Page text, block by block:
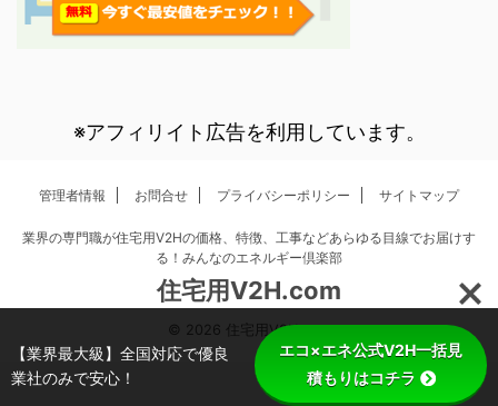
※アフィリイト広告を利用しています。
管理者情報 お問合せ プライバシーポリシー サイトマップ
業界の専門職が住宅用V2Hの価格、特徴、工事などあらゆる目線でお届けす
る！みんなのエネルギー倶楽部
住宅用V2H.com
© 2026 住宅用V2H.com
【業界最大級】全国対応で優良
業社のみで安心！
エコ×エネ公式V2H一括見
積もりはコチラ